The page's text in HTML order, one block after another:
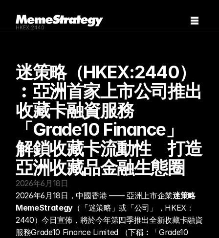
迷策略（HKEX:2440）
︰亞洲首家上市公司推出
收藏卡融資服務
「Grade10 Finance」
解鎖收藏卡流動性　打造
亞洲收藏品金融生態圈
2026年6月18日
2026年6月18日，中國香港 —— 亞洲上市企業迷策略
MemeStrategy （「迷策略」或「公司」，HKEX：
2440）今日宣佈，將於今年第四季推出全新收藏卡融資
服務Grade10 Finance Limited （下稱︰「Grade10
HKEX:2440